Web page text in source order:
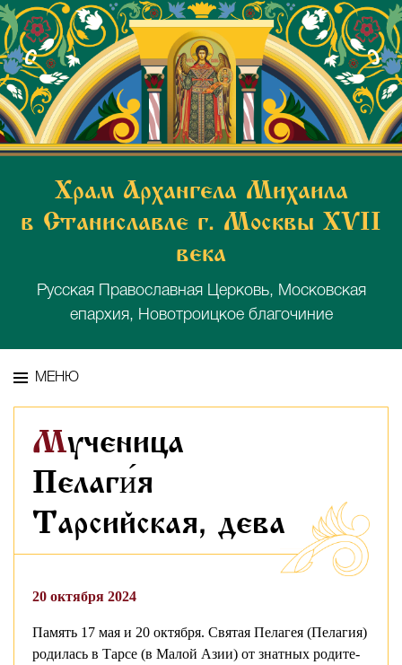
Храм Архангела Михаила
в Станиславле г. Москвы XVII
века
Русская Православная Церковь, Московская
епархия, Новотроицкое благочиние
МЕНЮ
Мученица
Пелаги́я
Тарсийская, дева
20 октября 2024
Память 17 мая и 20 октября. Свя­тая Пе­ла­гея (Пе­ла­гия)
ро­ди­лась в Тар­се (в Ма­лой Азии) от знат­ных ро­ди­те­